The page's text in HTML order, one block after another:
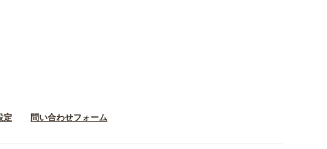
定 問い合わせフォーム